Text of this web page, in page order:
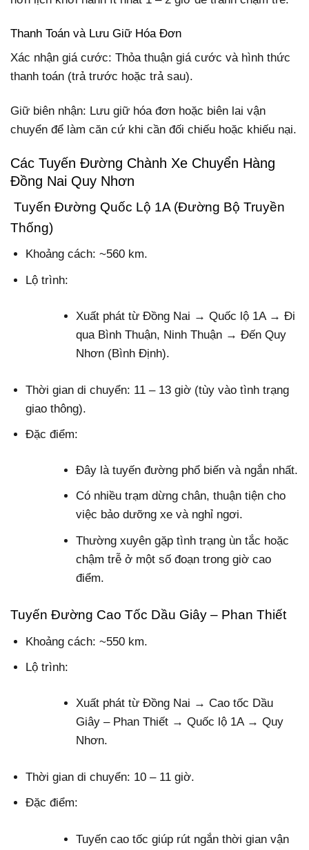
Thanh Toán và Lưu Giữ Hóa Đơn
Xác nhận giá cước: Thỏa thuận giá cước và hình thức
thanh toán (trả trước hoặc trả sau).
Giữ biên nhận: Lưu giữ hóa đơn hoặc biên lai vận
chuyển để làm căn cứ khi cần đối chiếu hoặc khiếu nại.
Các Tuyến Đường Chành Xe Chuyển Hàng
Đồng Nai Quy Nhơn
Tuyến Đường Quốc Lộ 1A (Đường Bộ Truyền
Thống)
Khoảng cách: ~560 km.
Lộ trình:
Xuất phát từ Đồng Nai → Quốc lộ 1A → Đi
qua Bình Thuận, Ninh Thuận → Đến Quy
Nhơn (Bình Định).
Thời gian di chuyển: 11 – 13 giờ (tùy vào tình trạng
giao thông).
Đặc điểm:
Đây là tuyến đường phổ biến và ngắn nhất.
Có nhiều trạm dừng chân, thuận tiện cho
việc bảo dưỡng xe và nghỉ ngơi.
Thường xuyên gặp tình trạng ùn tắc hoặc
chậm trễ ở một số đoạn trong giờ cao
điểm.
Tuyến Đường Cao Tốc Dầu Giây – Phan Thiết
Khoảng cách: ~550 km.
Lộ trình:
Xuất phát từ Đồng Nai → Cao tốc Dầu
Giây – Phan Thiết → Quốc lộ 1A → Quy
Nhơn.
Thời gian di chuyển: 10 – 11 giờ.
Đặc điểm:
Tuyến cao tốc giúp rút ngắn thời gian vận